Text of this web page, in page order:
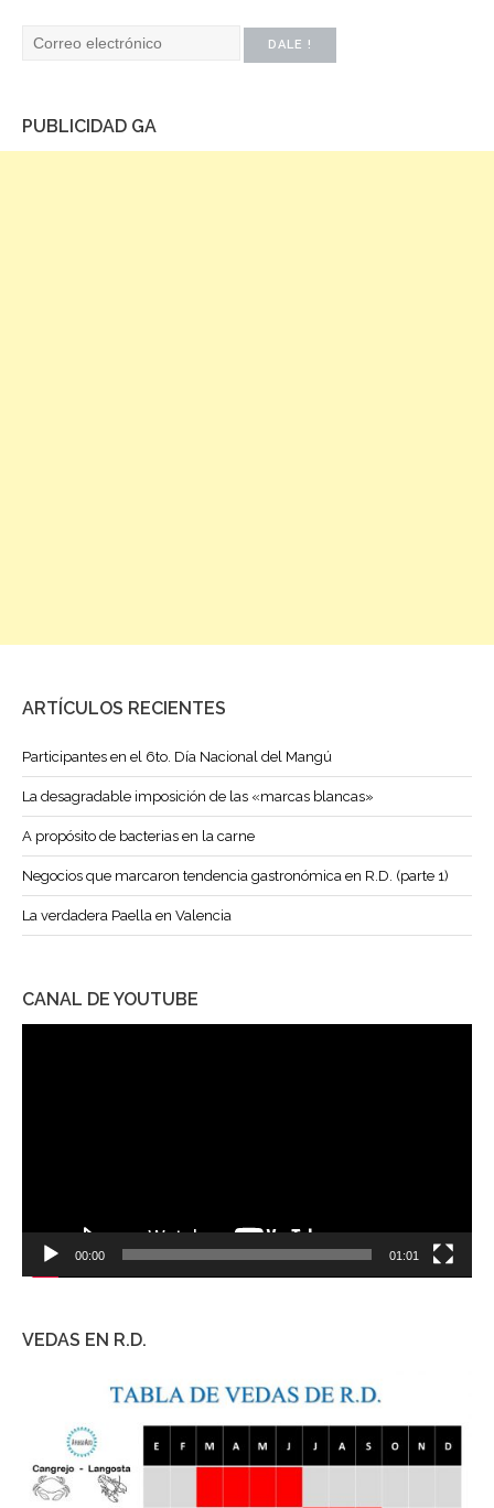
PUBLICIDAD GA
ARTÍCULOS RECIENTES
Participantes en el 6to. Día Nacional del Mangú
La desagradable imposición de las «marcas blancas»
A propósito de bacterias en la carne
Negocios que marcaron tendencia gastronómica en R.D. (parte 1)
La verdadera Paella en Valencia
CANAL DE YOUTUBE
00:00 01:01
VEDAS EN R.D.